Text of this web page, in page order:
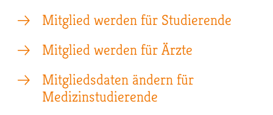
Mitglied werden für Studierende
Mitglied werden für Ärzte
Mitgliedsdaten ändern für
Medizinstudierende